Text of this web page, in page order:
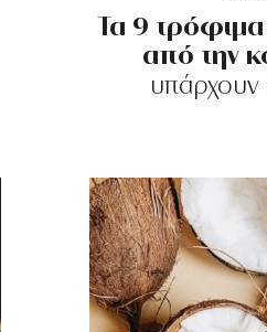
Τα 9
από την
υπάρχουν